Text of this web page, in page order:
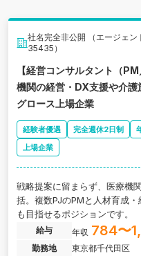
社名完全非公開 （エージェ
35435）
【経営コンサルタント（
機関の経営・DX支援や介護
グロース上場企業
経験者優遇 完全週休2日制
上場企業
戦略提案に留まらず、医療機
括。複数PJのPMと人材育成
も目指せるポジションです。
給与 年収 784〜
勤務地
東京都千代田区